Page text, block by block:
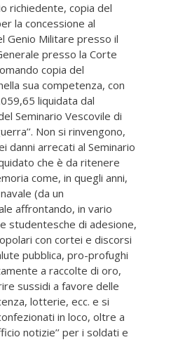
richiedente, copia del
la concessione al
Genio Militare presso il
presso la Corte
copia del
sua competenza, con
liquidata dal
Seminario Vescovile di
Non si rinvengono,
danni arrecati al Seminario
che è da ritenere
come, in quegli anni,
(da un
affrontando, in vario
studentesche di adesione,
con cortei e discorsi
pubblica, pro-profughi
a raccolte di oro,
sussidi a favore delle
lotterie, ecc. e si
in loco, oltre a
notizie’’ per i soldati e